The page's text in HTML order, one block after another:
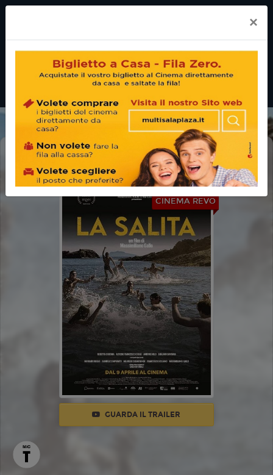
LA SALITA
CINEMA REVO
GUARDA IL TRAILER
×